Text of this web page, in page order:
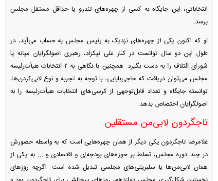
انتخاباتی، این جایگاه به کسی از چهره‌های تندرو یا حداقل مستقل مجلس
برسد.
او که اکنون یکی از چهره‌های نزدیک به رئیس مجلس به حساب می‌آید، در
طول این دو سال توانست در کنار علی نیکزاد، رهبری اصولگرایان میانه یا
شورای ائتلاف را به دست بگیرد. همچنین با نگاهی به ۲ انتخابات هیأت‌رئیسه
مجلس می‌توان دریافت که حاجی‌بابایی، با توجه به تجربه و نوع لابی‌کردن‌ها،
توانسته جایگاه و تعداد قابل‌توجهی از کرسی‌های انتخابات هیأت‌رئیسه را به
اصولگرایان اختصاص بدهد.
تاجگردون لابی‌من مستقلین
غلامرضا تاجگردون یکی دیگر از همان چهره‌هایی است که به واسطه حضورش
در چند دوره مجلس، تسلط بر حوزه‌های بودجه‌ای و اقتصادی و ... به یکی از
همان لابی‌من‌ها یا سلبریتی‌های مجلسی تبدیل شده است. اگرچه روز‌های